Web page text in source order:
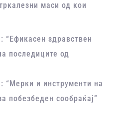
маси од кои
“Ефикасен здравствен
последиците од
“Мерки и инструменти на
побезбеден сообраќај”